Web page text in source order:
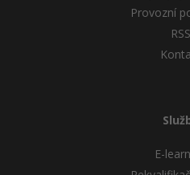
Provozní
RSS
E-